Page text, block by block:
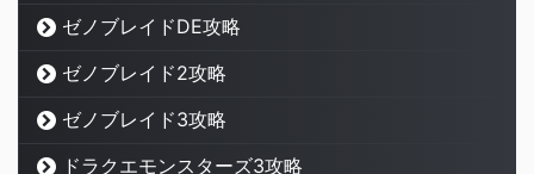
ゼノブレイドDE攻略
ゼノブレイド2攻略
ゼノブレイド3攻略
ドラクエモンスターズ3攻略